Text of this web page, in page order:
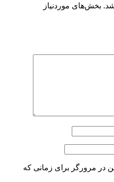
بخش‌های موردنیاز
در مرورگر برای زمانی که